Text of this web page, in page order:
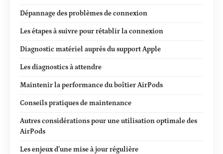
Dépannage des problèmes de connexion
Les étapes à suivre pour rétablir la connexion
Diagnostic matériel auprès du support Apple
Les diagnostics à attendre
Maintenir la performance du boîtier AirPods
Conseils pratiques de maintenance
Autres considérations pour une utilisation optimale des
AirPods
Les enjeux d’une mise à jour régulière